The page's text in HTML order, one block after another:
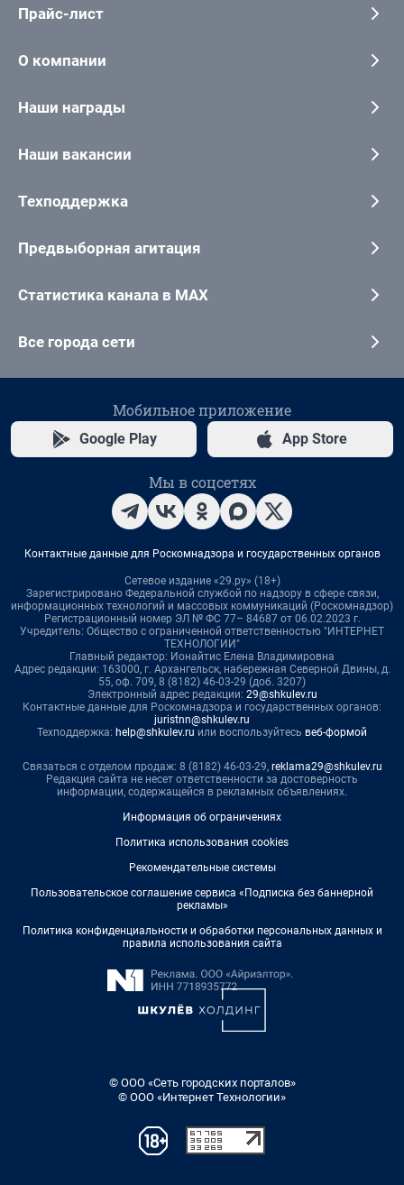
Прайс-лист
О компании
Наши награды
Наши вакансии
Техподдержка
Предвыборная агитация
Статистика канала в MAX
Все города сети
Мобильное приложение
Google Play App Store
Мы в соцсетях
Контактные данные для Роскомнадзора и государственных органов
Сетевое издание «29.ру» (18+)
Зарегистрировано Федеральной службой по надзору в сфере связи,
информационных технологий и массовых коммуникаций (Роскомнадзор)
Регистрационный номер ЭЛ № ФС 77– 84687 от 06.02.2023 г.
Учредитель: Общество с ограниченной ответственностью "ИНТЕРНЕТ
ТЕХНОЛОГИИ"
Главный редактор: Ионайтис Елена Владимировна
Адрес редакции: 163000, г. Архангельск, набережная Северной Двины, д.
55, оф. 709, 8 (8182) 46-03-29 (доб. 3207)
Электронный адрес редакции: 29@shkulev.ru
Контактные данные для Роскомнадзора и государственных органов:
juristnn@shkulev.ru
Техподдержка: help@shkulev.ru или воспользуйтесь веб-формой
Связаться с отделом продаж: 8 (8182) 46-03-29, reklama29@shkulev.ru
Редакция сайта не несет ответственности за достоверность
информации, содержащейся в рекламных объявлениях.
Информация об ограничениях
Политика использования cookies
Рекомендательные системы
Пользовательское соглашение сервиса «Подписка без баннерной
рекламы»
Политика конфиденциальности и обработки персональных данных и
правила использования сайта
© ООО «Сеть городских порталов»
© ООО «Интернет Технологии»